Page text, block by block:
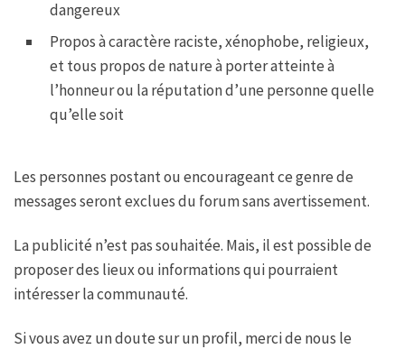
dangereux
Propos à caractère raciste, xénophobe, religieux,
et tous propos de nature à porter atteinte à
l’honneur ou la réputation d’une personne quelle
qu’elle soit
Les personnes postant ou encourageant ce genre de
messages seront exclues du forum sans avertissement.
La publicité n’est pas souhaitée. Mais, il est possible de
proposer des lieux ou informations qui pourraient
intéresser la communauté.
Si vous avez un doute sur un profil, merci de nous le